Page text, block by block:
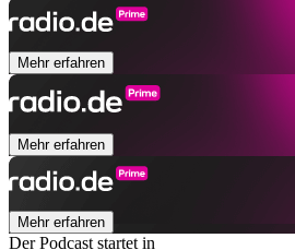
Mehr erfahren
Mehr erfahren
Mehr erfahren
Der Podcast startet in